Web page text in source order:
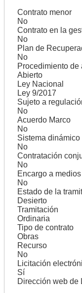
Contrato menor
No
Contrato en la
No
Plan de
No
Procedimiento de
Abierto
Ley Nacional
Ley 9/2017
Sujeto a
No
Acuerdo Marco
No
Sistema
No
Contratación
No
Encargo a
No
Estado de la
Desierto
Tramitación
Ordinaria
Tipo de contrato
Obras
Recurso
No
Licitación
Sí
Dirección web de